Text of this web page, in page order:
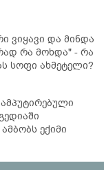
ვიყავი და მინდა
რა მოხდა" - რა
სოფი ახმეტელი?
ექიმი